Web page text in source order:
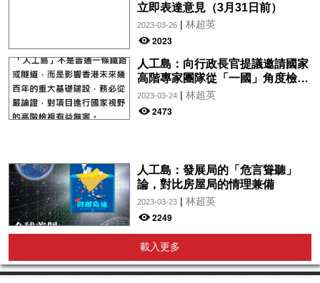
立即表達意見（3月31日前）
2023-03-26| 林超英
2023
人工島：向行政長官提議邀請國家
高階專家團隊從「一國」角度檢視
項目
2023-03-24| 林超英
2473
人工島：發展局的「危言聳聽」
論，對比房屋局的情理兼備
2023-03-23| 林超英
2249
載入更多